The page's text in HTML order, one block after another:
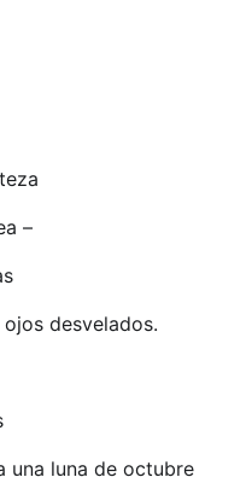
–
desvelados.
una luna de octubre